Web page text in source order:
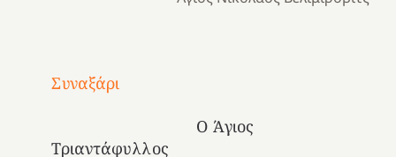
Συναξάρι
Ο Άγιος
Τριαντάφυλλος
Μια
και
Κατασκηνωτικές